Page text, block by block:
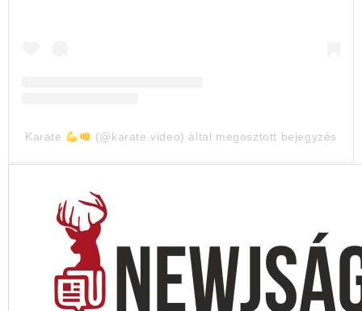
Karate (@karate.video) által megosztott bejegyzés